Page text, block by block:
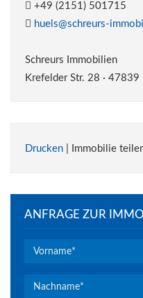
+49 (2151) 501715
huels@schreurs-
Schreurs Immobilien
Krefelder Str. 28 · 47839
Drucken | Immobilie
ANFRAGE ZUR